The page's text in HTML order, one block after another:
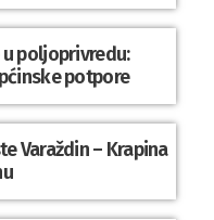
u poljoprivredu:
potpore
Varaždin – Krapina